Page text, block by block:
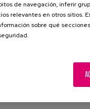
MÁS
de
de navegación, inferir
relevantes en otros sitios.
sobre qué